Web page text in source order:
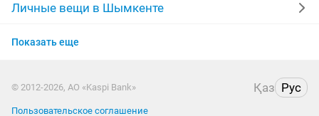
Личные вещи в Шымкенте
Личные вещи в Усть-Каменогорске
Личные вещи в Актау
Показать еще
© 2012-2026, АО «Kaspi Bank» Қаз Рус
Пользовательское соглашение